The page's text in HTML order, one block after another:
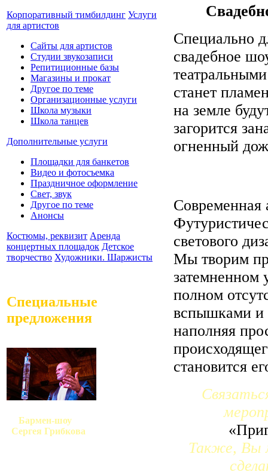
Корпоративный тимбилдинг Услуги
для артистов
Сайты для артистов
Студии звукозаписи
Репитиционные базы
Магазины и прокат
Другое по теме
Организационные услуги
Школа музыки
Школа танцев
Дополнительные услуги
Площадки для банкетов
Видео и фотосъемка
Праздничное оформление
Свет, звук
Другое по теме
Анонсы
Костюмы, реквизит Аренда
концертных площадок Детское
творчество Художники. Шаржисты
Специальные
предложения
Бармен-шоу
Сергея Грибкова
Специально
свадебное
станет
на земле
загорится
огненный
Современная
светового
Мы творим
затемненном
полном
вспышками и
наполняя
становится
Также, Вы